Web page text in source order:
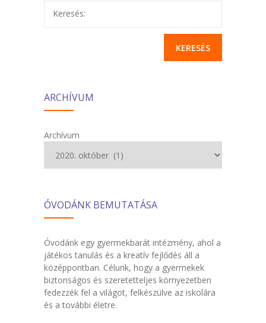
Keresés:
ARCHÍVUM
Archívum
ÓVODÁNK BEMUTATÁSA
Óvodánk egy gyermekbarát intézmény, ahol a
játékos tanulás és a kreatív fejlődés áll a
középpontban. Célunk, hogy a gyermekek
biztonságos és szeretetteljes környezetben
fedezzék fel a világot, felkészülve az iskolára
és a további életre.